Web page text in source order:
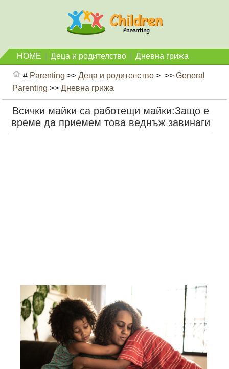
HOME Деца и родителство Дневна грижа
# Parenting >>Деца и родителство > >>General
Parenting >>Дневна грижа
Всички майки са работещи майки:Защо е
време да приемем това веднъж завинаги